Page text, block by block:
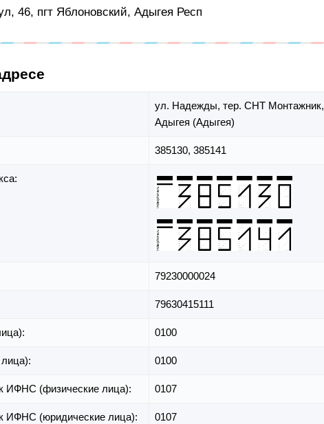
46, пгт Яблоновский, Адыгея Респ
ул. Надежды, тер. СНТ Монтажник,
Адыгея (Адыгея)
385130, 385141
79230000024
79630415111
0100
0100
ИФНС (физические лица): 0107
ИФНС (юридические лица): 0107